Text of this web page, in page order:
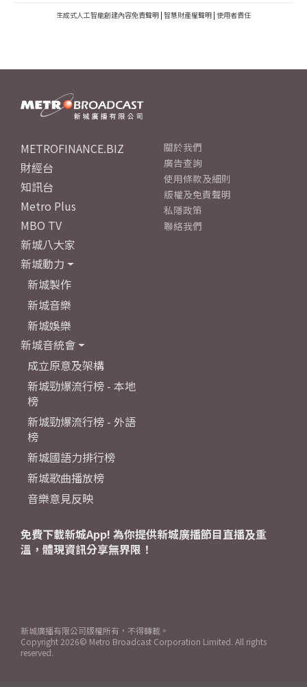
生成式人工智能創建內容免責聲明 | 智慧財產權聲明 | 使用者責任
METROFINANCE.BIZ
財經台
知訊台
Metro Plus
MBO TV
新城八大家
新城動力
新城製作
新城音樂
新城娛樂
新城音統會
成立原意及架構
新城勁爆流行榜 - 本地
榜
新城勁爆流行榜 - 外語
榜
新城國語力排行榜
新城歌曲播放榜
音樂意見反映
關於我們
廣告查詢
使用條款及細則
版權及免責聲明
私隱政策
聯絡我們
免費下載新城App! 為你提供新城廣播節目直播及重
溫，體現資訊分享無界限！
新城廣播有限公司版權所有，不得轉載。
Copyright 2026© Metro Broadcast Corporation Limited. All rights
reserved.